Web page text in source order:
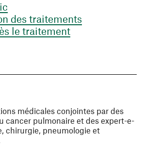
des traitements
le traitement
médicales conjointes par des
cancer pulmonaire et des expert-e-
chirurgie, pneumologie et